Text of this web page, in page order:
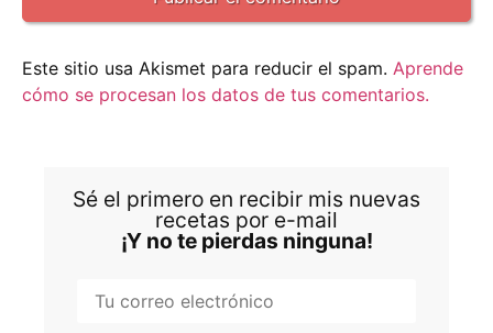
Este sitio usa Akismet para reducir el spam. Aprende
cómo se procesan los datos de tus comentarios.
Sé el primero en recibir mis nuevas
recetas por e-mail
¡Y no te pierdas ninguna!